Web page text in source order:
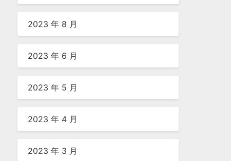
2023 年 8 月
2023 年 6 月
2023 年 5 月
2023 年 4 月
2023 年 3 月